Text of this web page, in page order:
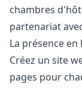
chambres
partenariat
La présence en
Créez un site
pages pour